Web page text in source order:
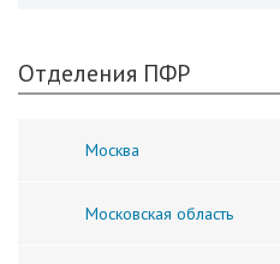
Отделения ПФР
Москва
Московская область